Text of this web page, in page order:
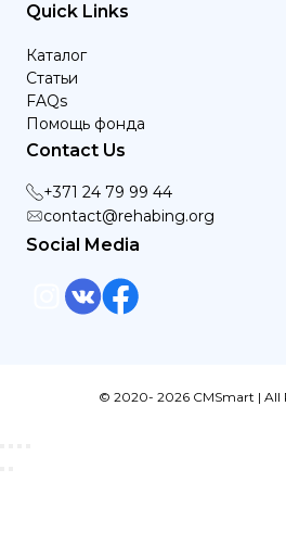
Quick Links
Каталог
Статьи
FAQs
Помощь фонда
Contact Us
+371 24 79 99 44
contact@rehabing.org
Social Media
© 2020- 2026 CMSmart | All